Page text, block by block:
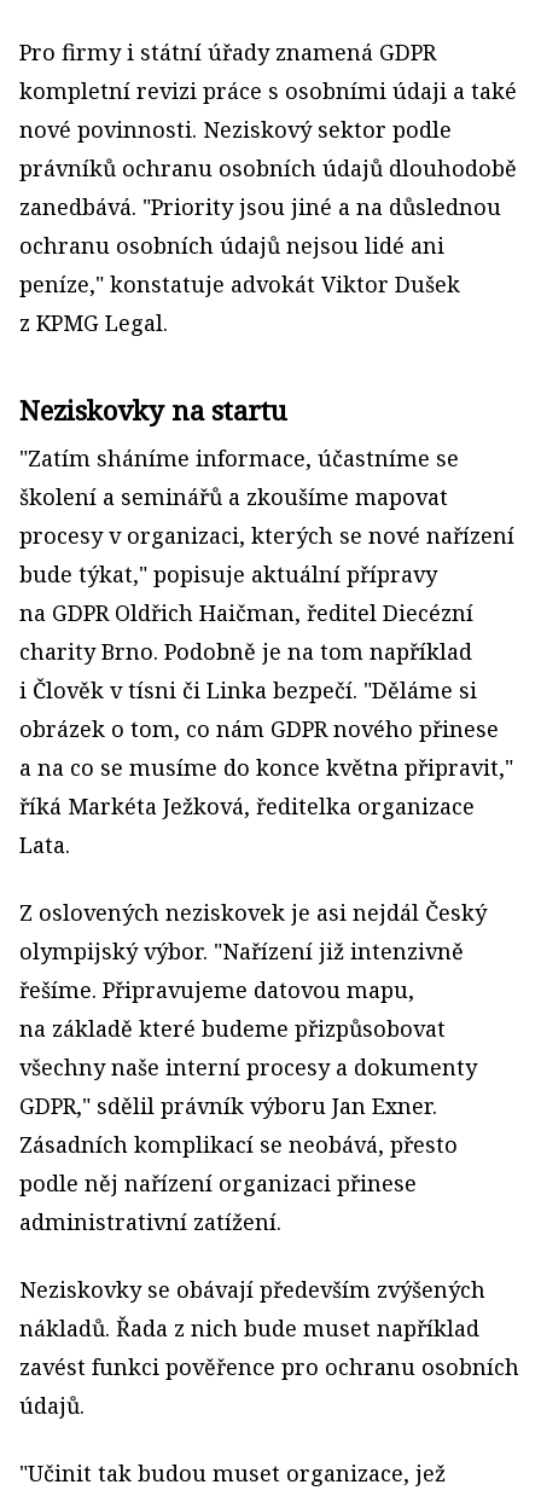
Pro firmy i státní úřady znamená GDPR
kompletní revizi práce s osobními údaji a také
nové povinnosti. Neziskový sektor podle
právníků ochranu osobních údajů dlouhodobě
zanedbává. "Priority jsou jiné a na důslednou
ochranu osobních údajů nejsou lidé ani
peníze," konstatuje advokát Viktor Dušek
z KPMG Legal.
Neziskovky na startu
"Zatím sháníme informace, účastníme se
školení a seminářů a zkoušíme mapovat
procesy v organizaci, kterých se nové nařízení
bude týkat," popisuje aktuální přípravy
na GDPR Oldřich Haičman, ředitel Diecézní
charity Brno. Podobně je na tom například
i Člověk v tísni či Linka bezpečí. "Děláme si
obrázek o tom, co nám GDPR nového přinese
a na co se musíme do konce května připravit,"
říká Markéta Ježková, ředitelka organizace
Lata.
Z oslovených neziskovek je asi nejdál Český
olympijský výbor. "Nařízení již intenzivně
řešíme. Připravujeme datovou mapu,
na základě které budeme přizpůsobovat
všechny naše interní procesy a dokumenty
GDPR," sdělil právník výboru Jan Exner.
Zásadních komplikací se neobává, přesto
podle něj nařízení organizaci přinese
administrativní zatížení.
Neziskovky se obávají především zvýšených
nákladů. Řada z nich bude muset například
zavést funkci pověřence pro ochranu osobních
údajů.
"Učinit tak budou muset organizace, jež